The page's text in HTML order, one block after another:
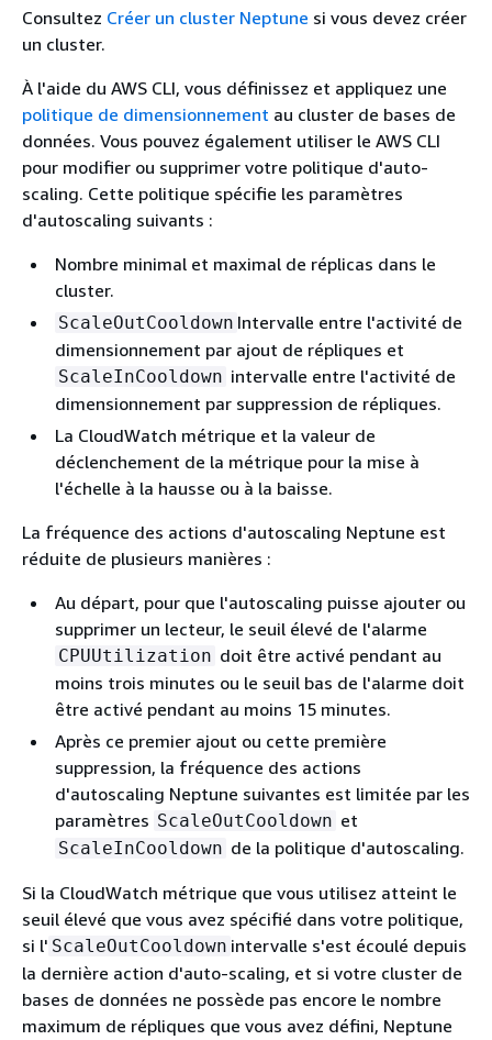
Consultez Créer un cluster Neptune si vous devez créer
un cluster.
À l'aide du AWS CLI, vous définissez et appliquez une
politique de dimensionnement au cluster de bases de
données. Vous pouvez également utiliser le AWS CLI
pour modifier ou supprimer votre politique d'auto-
scaling. Cette politique spécifie les paramètres
d'autoscaling suivants :
Nombre minimal et maximal de réplicas dans le
cluster.
ScaleOutCooldown Intervalle entre l'activité de
dimensionnement par ajout de répliques et
ScaleInCooldown intervalle entre l'activité de
dimensionnement par suppression de répliques.
La CloudWatch métrique et la valeur de
déclenchement de la métrique pour la mise à
l'échelle à la hausse ou à la baisse.
La fréquence des actions d'autoscaling Neptune est
réduite de plusieurs manières :
Au départ, pour que l'autoscaling puisse ajouter ou
supprimer un lecteur, le seuil élevé de l'alarme
CPUUtilization doit être activé pendant au
moins trois minutes ou le seuil bas de l'alarme doit
être activé pendant au moins 15 minutes.
Après ce premier ajout ou cette première
suppression, la fréquence des actions
d'autoscaling Neptune suivantes est limitée par les
paramètres ScaleOutCooldown et
ScaleInCooldown de la politique d'autoscaling.
Si la CloudWatch métrique que vous utilisez atteint le
seuil élevé que vous avez spécifié dans votre politique,
si l' ScaleOutCooldown intervalle s'est écoulé depuis
la dernière action d'auto-scaling, et si votre cluster de
bases de données ne possède pas encore le nombre
maximum de répliques que vous avez défini, Neptune